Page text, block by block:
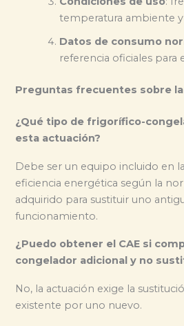
temperatura ambiente
Datos de consumo
referencia oficiales para
Preguntas frecuentes sobre la
¿Qué tipo de frigorífico-
esta actuación?
Debe ser un equipo incluido en
eficiencia energética según la
adquirido para sustituir uno
funcionamiento.
¿Puedo obtener el CAE si
congelador adicional y no
No, la actuación exige la
existente por uno nuevo.